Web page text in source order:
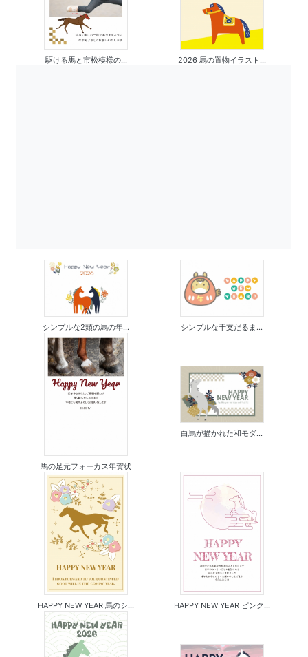
駆ける馬と市松模様の... 2026 馬の置物イラスト...
シンプルな2頭の馬の年... シンプルな干支だるま...
馬の足元フォーカス年賀状
白馬が描かれた和モダ...
HAPPY NEW YEAR 馬のシ... HAPPY NEW YEAR ピンク...